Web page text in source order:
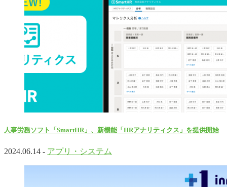
人事労務ソフト「SmartHR」、新機能「HRアナリティクス」を提供開始
2024.06.14 - アプリ・システム